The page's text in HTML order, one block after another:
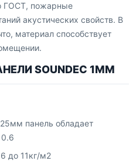
ГОСТ, пожарные
акустических свойств. В
материал способствует
SOUNDEC 1ММ
панель обладает
до 11кг/м2